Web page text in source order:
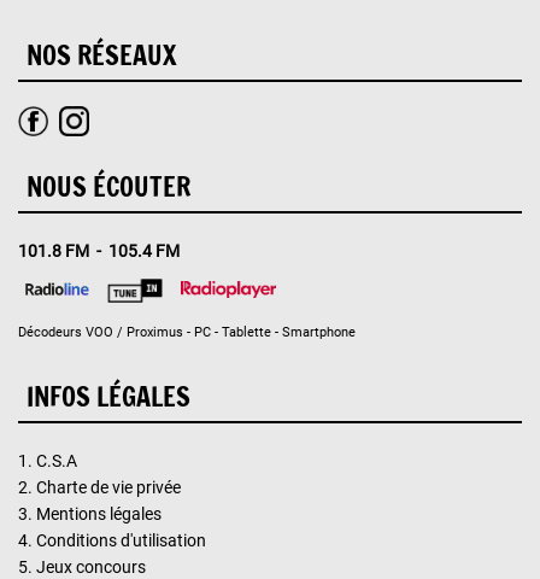
NOS RÉSEAUX
NOUS ÉCOUTER
101.8 FM - 105.4 FM
Décodeurs VOO / Proximus - PC - Tablette - Smartphone
INFOS LÉGALES
1. C.S.A
2. Charte de vie privée
3. Mentions légales
4. Conditions d'utilisation
5. Jeux concours